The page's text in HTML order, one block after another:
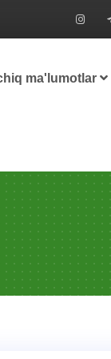
ma'lumotlar